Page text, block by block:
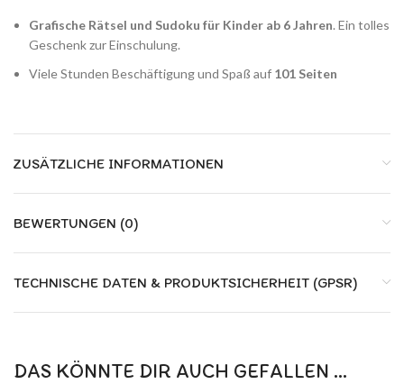
Grafische Rätsel und Sudoku für Kinder ab 6 Jahren. Ein tolles
Geschenk zur Einschulung.
Viele Stunden Beschäftigung und Spaß auf 101 Seiten
ZUSÄTZLICHE INFORMATIONEN
BEWERTUNGEN (0)
TECHNISCHE DATEN & PRODUKTSICHERHEIT (GPSR)
DAS KÖNNTE DIR AUCH GEFALLEN …